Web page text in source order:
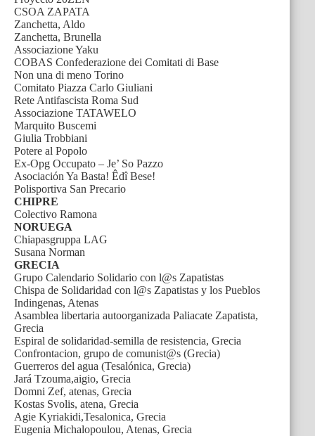
CSOA ZAPATA
Zanchetta, Aldo
Zanchetta, Brunella
Associazione Yaku
COBAS Confederazione dei Comitati di Base
Non una di meno Torino
Comitato Piazza Carlo Giuliani
Rete Antifascista Roma Sud
Associazione TATAWELO
Marquito Buscemi
Giulia Trobbiani
Potere al Popolo
Ex-Opg Occupato – Je’ So Pazzo
Asociación Ya Basta! Êdî Bese!
Polisportiva San Precario
CHIPRE
Colectivo Ramona
NORUEGA
Chiapasgruppa LAG
Susana Norman
GRECIA
Grupo Calendario Solidario con l@s Zapatistas
Chispa de Solidaridad con l@s Zapatistas y los Pueblos
Indingenas, Atenas
Asamblea libertaria autoorganizada Paliacate Zapatista,
Grecia
Espiral de solidaridad-semilla de resistencia, Grecia
Confrontacion, grupo de comunist@s (Grecia)
Guerreros del agua (Tesalónica, Grecia)
Jará Tzouma,aigio, Grecia
Domni Zef, atenas, Grecia
Kostas Svolis, atena, Grecia
Agie Kyriakidi,Tesalonica, Grecia
Eugenia Michalopoulou, Atenas, Grecia